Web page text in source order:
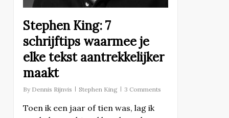
Stephen King: 7
schrijftips waarmee je
elke tekst aantrekkelijker
maakt
By Dennis Rijnvis Stephen King 3 Comments
Toen ik een jaar of tien was, lag ik